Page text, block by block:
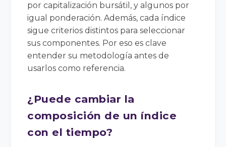
por capitalización bursátil, y algunos por
igual ponderación. Además, cada índice
sigue criterios distintos para seleccionar
sus componentes. Por eso es clave
entender su metodología antes de
usarlos como referencia.
¿Puede cambiar la
composición de un índice
con el tiempo?